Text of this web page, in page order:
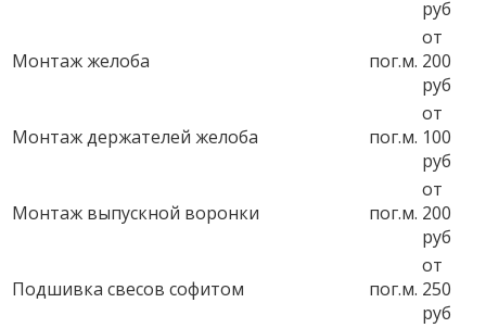
руб
Монтаж желоба пог.м.
от
200
руб
Монтаж держателей желоба пог.м.
от
100
руб
Монтаж выпускной воронки пог.м.
от
200
руб
Подшивка свесов софитом пог.м.
от
250
руб